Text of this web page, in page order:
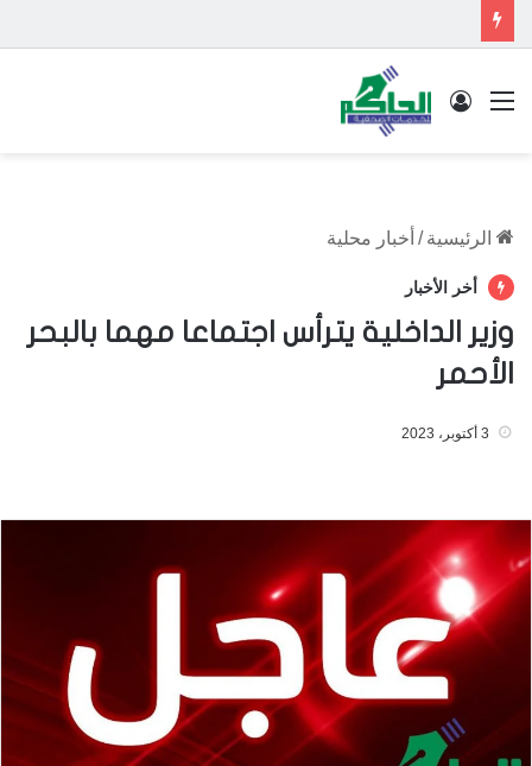
القائمة تسجيل الدخول
الرئيسية / أخبار محلية
أخر الأخبار
وزير الداخلية يترأس اجتماعا مهما بالبحر
الأحمر
3 أكتوبر، 2023